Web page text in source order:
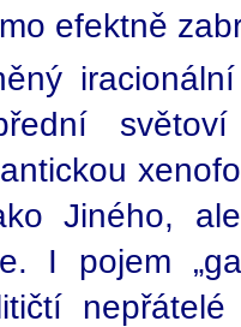
efektně
Jiného,
I pojem